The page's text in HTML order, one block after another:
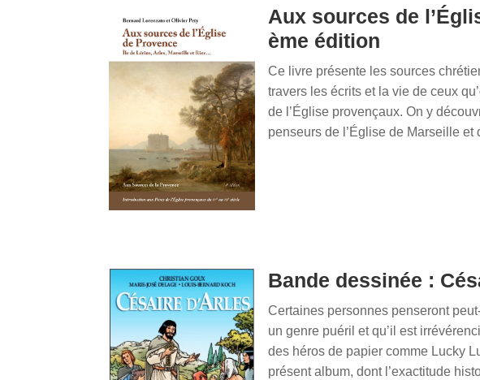
Aux sources de
ème édition
Ce livre présente les sources
travers les écrits et la vie de ceux
de l’Église provençaux. On y
penseurs de l’Église de Marseille
Bande dessinée :
Certaines personnes penseront
un genre puéril et qu’il est
des héros de papier comme Lucky
présent album, dont l’exactitude